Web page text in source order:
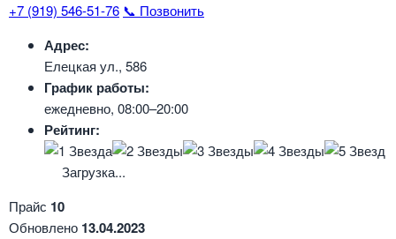
+7 (919) 546-51-76 📞 Позвонить
Адрес:
Елецкая ул., 586
График работы:
ежедневно, 08:00–20:00
Рейтинг:
Загрузка...
Прайс 10
Обновлено 13.04.2023